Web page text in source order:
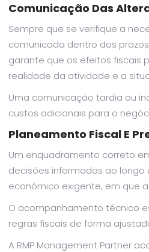
Comunicação Das
Sempre que se verifique a
comunicada dentro dos
garante que os efeitos fiscais
realidade da atividade e a
Uma comunicação tardia ou
custos adicionais para o
Planeamento Fiscal E
Um enquadramento correto
decisões informadas ao longo
económico exigente, em que
O acompanhamento técnico
regras fiscais de forma
A RMP Management Partner